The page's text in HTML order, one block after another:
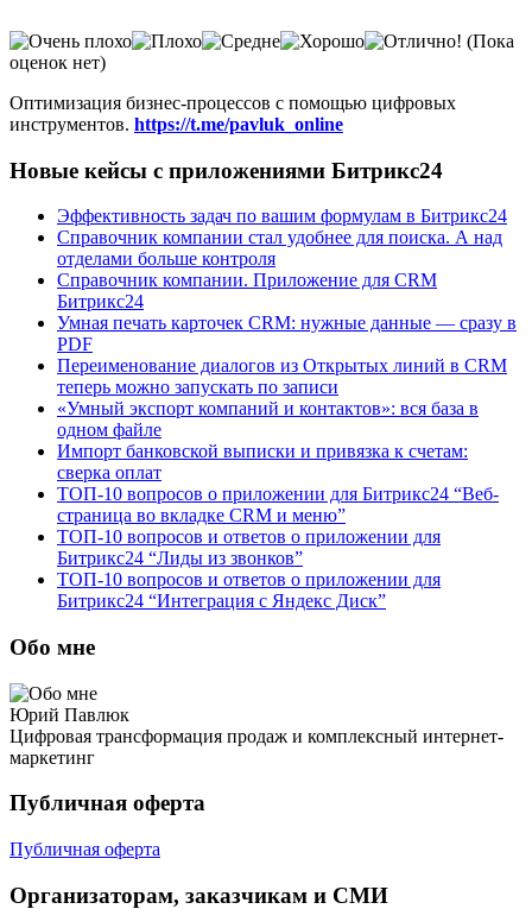
(Пока
оценок нет)
Оптимизация бизнес-процессов с помощью цифровых
инструментов. https://t.me/pavluk_online
Новые кейсы с приложениями Битрикс24
Эффективность задач по вашим формулам в Битрикс24
Справочник компании стал удобнее для поиска. А над
отделами больше контроля
Справочник компании. Приложение для CRM
Битрикс24
Умная печать карточек CRM: нужные данные — сразу в
PDF
Переименование диалогов из Открытых линий в CRM
теперь можно запускать по записи
«Умный экспорт компаний и контактов»: вся база в
одном файле
Импорт банковской выписки и привязка к счетам:
сверка оплат
ТОП-10 вопросов о приложении для Битрикс24 “Веб-
страница во вкладке CRM и меню”
ТОП-10 вопросов и ответов о приложении для
Битрикс24 “Лиды из звонков”
ТОП-10 вопросов и ответов о приложении для
Битрикс24 “Интеграция с Яндекс Диск”
Обо мне
Юрий Павлюк
Цифровая трансформация продаж и комплексный интернет-
маркетинг
Публичная оферта
Публичная оферта
Организаторам, заказчикам и СМИ